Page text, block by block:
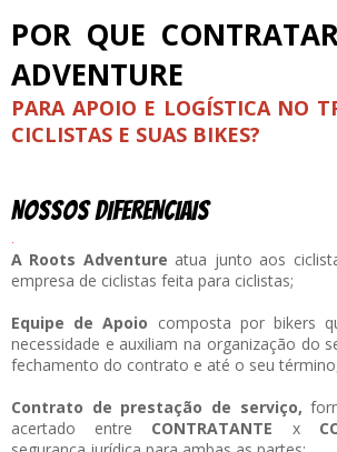
POR QUE
ADVENTURE
PARA APOIO E LOGÍSTICA NO
CICLISTAS E SUAS BIKES?
NOSSOS DIFERENCIAIS
.
A Roots Adventure atua junto aos
empresa de ciclistas feita para ciclistas;
Equipe de Apoio composta por bikers
necessidade e auxiliam na organização do
fechamento do contrato e até o seu término
Contrato de prestação de serviço,
acertado entre CONTRATANTE x